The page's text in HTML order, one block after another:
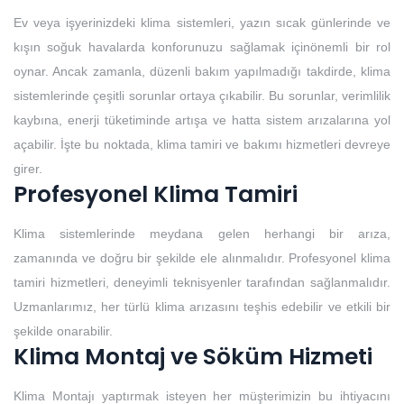
Ev veya işyerinizdeki klima sistemleri, yazın sıcak günlerinde ve
kışın soğuk havalarda konforunuzu sağlamak içinönemli bir rol
oynar. Ancak zamanla, düzenli bakım yapılmadığı takdirde, klima
sistemlerinde çeşitli sorunlar ortaya çıkabilir. Bu sorunlar, verimlilik
kaybına, enerji tüketiminde artışa ve hatta sistem arızalarına yol
açabilir. İşte bu noktada, klima tamiri ve bakımı hizmetleri devreye
girer.
Profesyonel Klima Tamiri
Klima sistemlerinde meydana gelen herhangi bir arıza,
zamanında ve doğru bir şekilde ele alınmalıdır. Profesyonel klima
tamiri hizmetleri, deneyimli teknisyenler tarafından sağlanmalıdır.
Uzmanlarımız, her türlü klima arızasını teşhis edebilir ve etkili bir
şekilde onarabilir.
Klima Montaj ve Söküm Hizmeti
Klima Montajı yaptırmak isteyen her müşterimizin bu ihtiyacını